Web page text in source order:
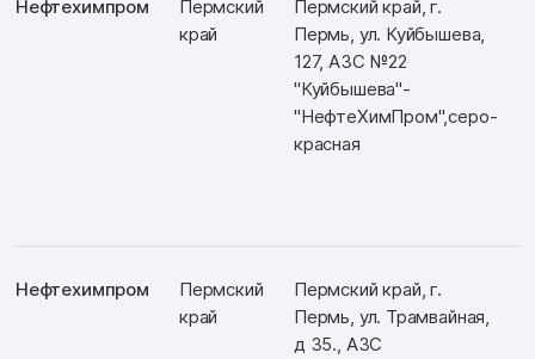
Нефтехимпром
Пермский
край
Пермский край, г.
Пермь, ул. Куйбышева,
127, АЗС №22
"Куйбышева"-
"НефтеХимПром",серо-
красная
Нефтехимпром
Пермский
край
Пермский край, г.
Пермь, ул. Трамвайная,
д 35., АЗС